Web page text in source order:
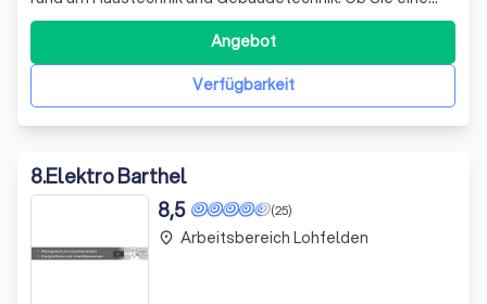
neue Haustechnik benötigen, Informationen über
Photovoltaik für Ihr Eigenheim suchen oder Ideen zu
Smart-Home umsetzen möchten, wir sind für Sie da.
Unser Team arbeitet sich sorgfältig in Ihre
Verfügbarkeit
Angebot
8.Elektro Barthel
(25)
8,5
place Arbeitsbereich Lohfelden